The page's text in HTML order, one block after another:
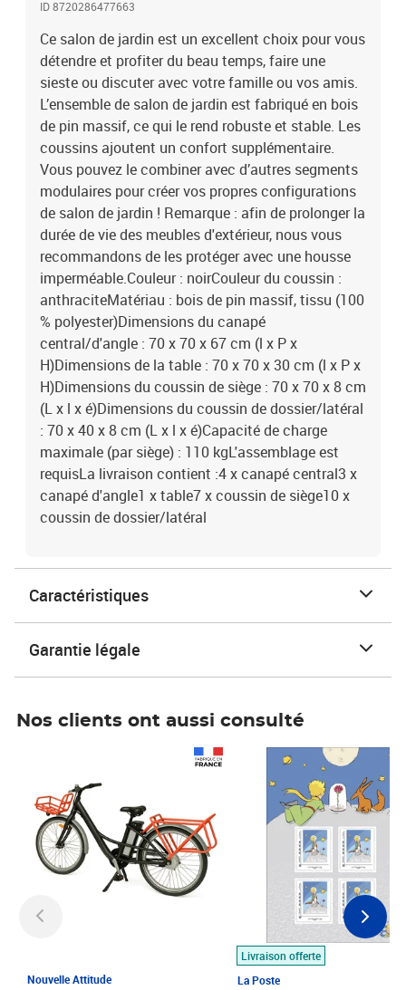
é)Capacité de charge maximale (par siège) : 110 kgL'assemblage
est requisLa livraison contient :4 x canapé central3 x canapé
d'angle1 x table7 x coussin de siège10 x coussin de dossier/latéral
ID 8720286477663
Ce salon de jardin est un excellent choix pour vous
détendre et profiter du beau temps, faire une
sieste ou discuter avec votre famille ou vos amis.
L’ensemble de salon de jardin est fabriqué en bois
de pin massif, ce qui le rend robuste et stable. Les
coussins ajoutent un confort supplémentaire.
Vous pouvez le combiner avec d’autres segments
modulaires pour créer vos propres configurations
de salon de jardin ! Remarque : afin de prolonger la
durée de vie des meubles d'extérieur, nous vous
recommandons de les protéger avec une housse
imperméable.Couleur : noirCouleur du coussin :
anthraciteMatériau : bois de pin massif, tissu (100
% polyester)Dimensions du canapé
central/d'angle : 70 x 70 x 67 cm (l x P x
H)Dimensions de la table : 70 x 70 x 30 cm (l x P x
H)Dimensions du coussin de siège : 70 x 70 x 8 cm
(L x l x é)Dimensions du coussin de dossier/latéral
: 70 x 40 x 8 cm (L x l x é)Capacité de charge
maximale (par siège) : 110 kgL'assemblage est
requisLa livraison contient :4 x canapé central3 x
canapé d'angle1 x table7 x coussin de siège10 x
coussin de dossier/latéral
Caractéristiques
Garantie légale
Nos clients ont aussi consulté
Nouvelle Attitude
Livraison offerte
La Poste
Prix 7,50€